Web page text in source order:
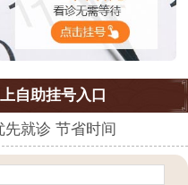
自助挂号入口
先就诊 节省时间